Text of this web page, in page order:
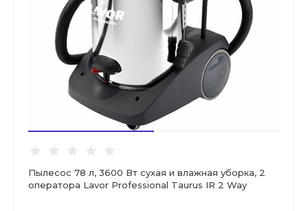
Пылесос 78 л, 3600 Вт сухая и влажная уборка, 2
оператора Lavor Professional Taurus IR 2 Way